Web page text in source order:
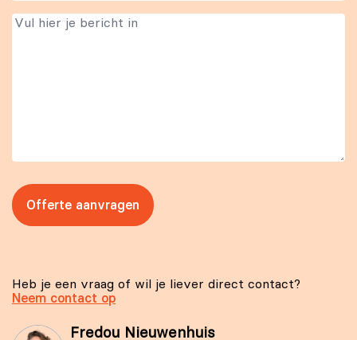
Offerte aanvragen
Heb je een vraag of wil je liever direct contact?
Neem contact op
Fredou Nieuwenhuis